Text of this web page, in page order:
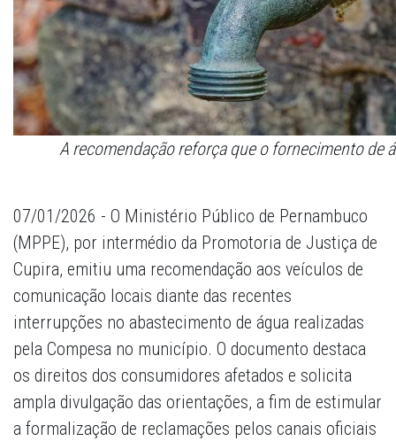
A recomendação reforça que o fornecimento de
07/01/2026 - O Ministério Público de Pernambuco
(MPPE), por intermédio da Promotoria de Justiça de
Cupira, emitiu uma recomendação aos veículos de
comunicação locais diante das recentes
interrupções no abastecimento de água realizadas
pela Compesa no município. O documento destaca
os direitos dos consumidores afetados e solicita
ampla divulgação das orientações, a fim de estimular
a formalização de reclamações pelos canais oficiais